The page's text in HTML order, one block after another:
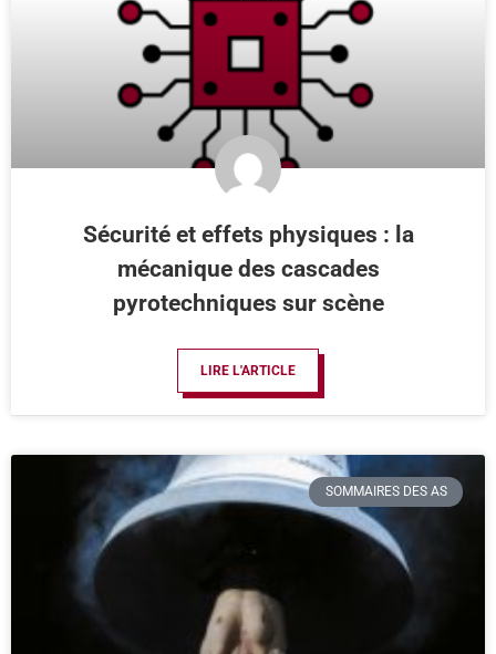
Sécurité et effets physiques : la
mécanique des cascades
pyrotechniques sur scène
LIRE L'ARTICLE
SOMMAIRES DES AS